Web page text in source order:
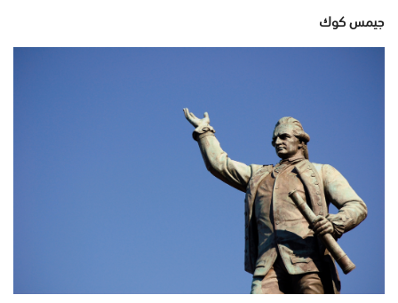
جيمس كوك